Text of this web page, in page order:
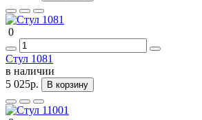
0
Стул 1081
в наличии
5 025р.
В корзину